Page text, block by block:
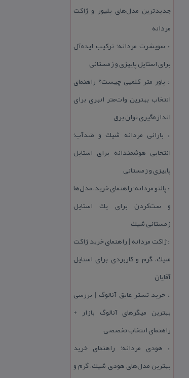
جدیدترین مدل‌های پلیور و ژاكت
مردانه
:: سویشرت مردانه؛ تركیب ایده‌آل
برای استایل پاییزی و زمستانی
:: پاور متر كلمپی چیست؟ راهنمای
انتخاب بهترین وات‌متر انبری برای
اندازه‌گیری توان برق
:: بارانی مردانه شیك و ضدآب؛
انتخابی هوشمندانه برای استایل
پاییزی و زمستانی
:: پالتو مردانه؛ راهنمای خرید، مدل‌ها
و ست‌كردن برای یك استایل
زمستانی شیك
::ژاكت مردانه | راهنمای خرید ژاكت
شیك، گرم و كاربردی برای استایل
آقایان
:: خرید تستر عایق آنالوگ | بررسی
بهترین میگرهای آنالوگ بازار +
راهنمای انتخاب تخصصی
:: هودی مردانه؛ راهنمای خرید
بهترین مدل‌های هودی شیك، گرم و